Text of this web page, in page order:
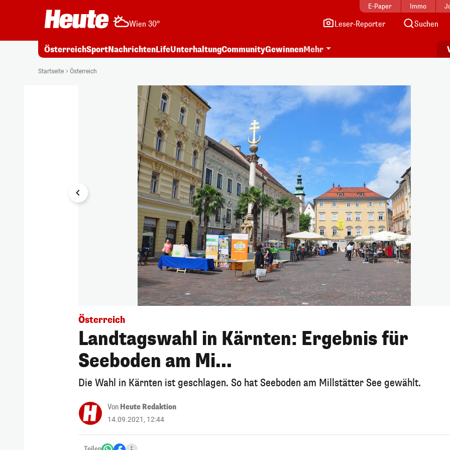
E-Paper Immo
Wien 30° Leser-Reporter Suchen
ÖsterreichSportNachrichtenLifeUnterhaltungCommunityGewinnenMehr
Startseite Österreich
Österreich
Landtagswahl in Kärnten: Ergebnis für
Seeboden am Mi...
Die Wahl in Kärnten ist geschlagen. So hat Seeboden am Millstätter See gewählt.
Von Heute Redaktion
14.09.2021, 12:44